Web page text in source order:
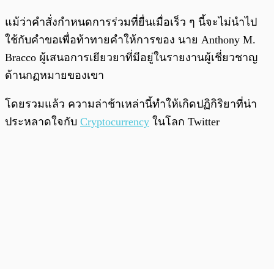
แม้ว่าคำสั่งกำหนดการร่วมที่ยื่นเมื่อเร็ว ๆ นี้จะไม่นำไป
ใช้กับคำขอเพื่อท้าทายคำให้การของ นาย Anthony M.
Bracco ผู้เสนอการเยียวยาที่มีอยู่ในรายงานผู้เชี่ยวชาญ
ด้านกฏหมายของเขา
โดยรวมแล้ว ความล่าช้าเหล่านี้ทำให้เกิดปฏิกิริยาที่น่า
ประหลาดใจกับ Cryptocurrency ในโลก Twitter